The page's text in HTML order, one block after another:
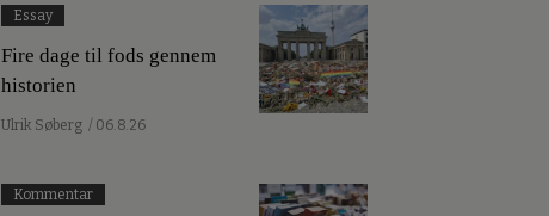
Essay
Fire dage til fods gennem
historien
Ulrik Søberg / 06.8.26
Kommentar